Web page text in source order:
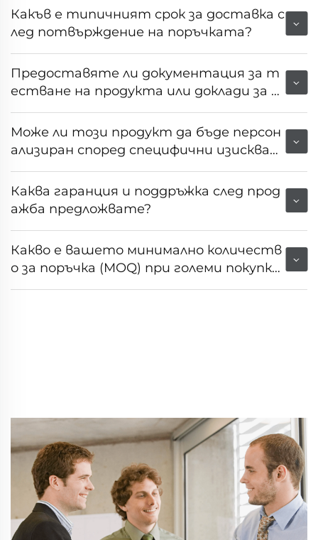
Какъв е типичният срок за доставка с
лед потвърждение на поръчката?
Предоставяте ли документация за т
естване на продукта или доклади за н
еговата производителност?
Може ли този продукт да бъде персон
ализиран според специфични изискван
ия на пазара или клиента?
Каква гаранция и поддръжка след прод
ажба предложвате?
Какво е вашето минимално количеств
о за поръчка (MOQ) при големи покупк
и?